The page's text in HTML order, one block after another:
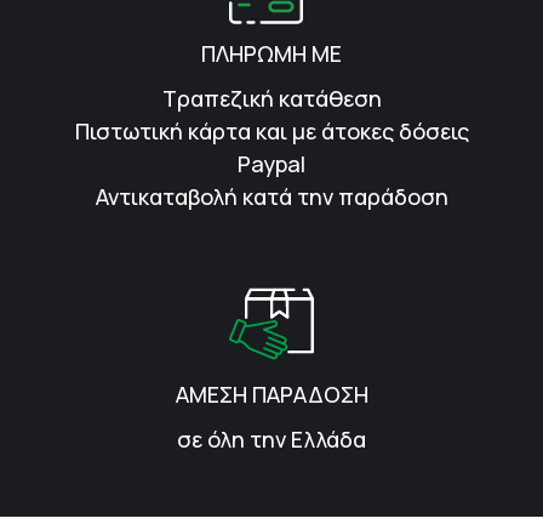
ΠΛΗΡΩΜΗ ΜΕ
Τραπεζική κατάθεση
Πιστωτική κάρτα και με άτοκες δόσεις
Paypal
Αντικαταβολή κατά την παράδοση
ΑΜΕΣΗ ΠΑΡΑΔΟΣΗ
σε όλη την Ελλάδα